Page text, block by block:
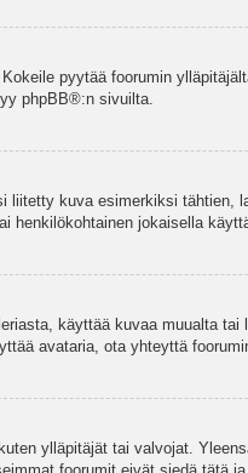
pyytää foorumin
phpBB®:n sivuilta.
kuva esimerkiksi tähtien,
henkilökohtainen jokaisella
käyttää kuvaa muualta tai
avataria, ota yhteyttä
ylläpitäjät tai valvojat.